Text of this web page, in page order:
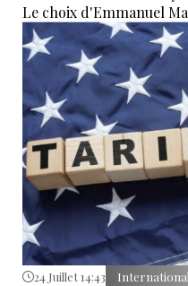
Le choix d'Emmanuel
allemand a eu une
24 Juillet 14:43 International